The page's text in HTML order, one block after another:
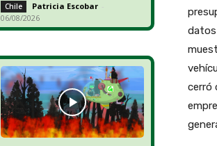
Chile Patricia Escobar -
06/08/2026
datos
cerró